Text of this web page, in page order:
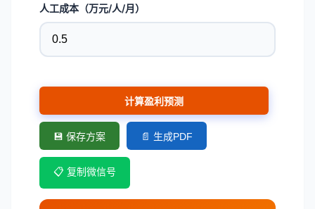
人工成本（万元/人/月）
计算盈利预测
💾 保存方案 📄 生成PDF
📋 复制微信号